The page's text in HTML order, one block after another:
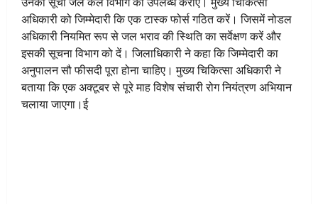
अधिकारी को जिम्मेदारी कि एक टास्क फोर्स गठित करें। जिसमें नोडल
अधिकारी नियमित रूप से जल भराव की स्थिति का सर्वेक्षण करें और
इसकी सूचना विभाग को दें। जिलाधिकारी ने कहा कि जिम्मेदारी का
अनुपालन सौ फीसदी पूरा होना चाहिए। मुख्य चिकित्सा अधिकारी ने
बताया कि एक अक्टूबर से पूरे माह विशेष संचारी रोग नियंत्रण अभियान
चलाया जाएगा।ई